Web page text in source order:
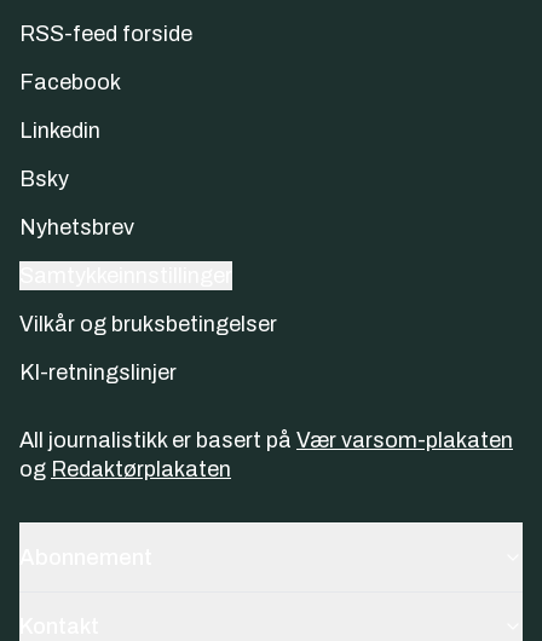
RSS-feed forside
Facebook
Linkedin
Bsky
Nyhetsbrev
Vilkår og bruksbetingelser
KI-retningslinjer
All journalistikk er basert på Vær varsom-plakaten
og Redaktørplakaten